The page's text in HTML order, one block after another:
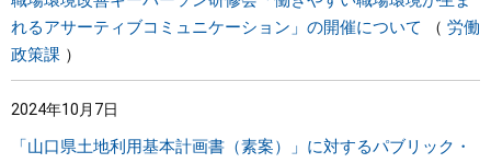
れるアサーティブコミュニケーション」の開催について
労働
政策課
2024年10月7日
「山口県土地利用基本計画書（素案）」に対するパブリック・